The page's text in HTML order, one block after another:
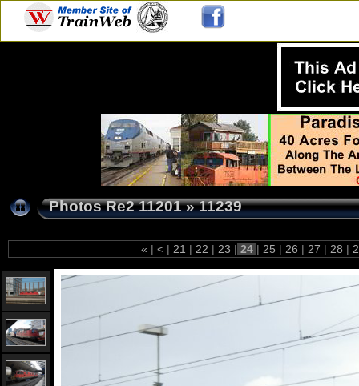
Photos Re2 11201»11239
« | < | 21 | 22 | 23 | 24 | 25 | 26 | 27 | 28 |